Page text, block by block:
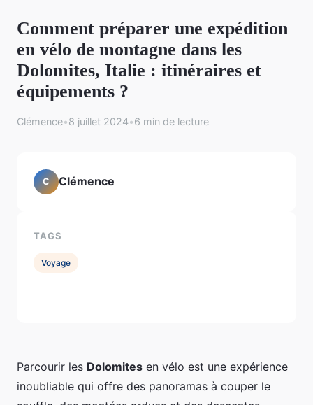
Comment préparer une expédition
en vélo de montagne dans les
Dolomites, Italie : itinéraires et
équipements ?
Clémence•8 juillet 2024•6 min de lecture
Parcourir les Dolomites en vélo est une expérience
inoubliable qui offre des panoramas à couper le
C Clémence
TAGS
Voyage